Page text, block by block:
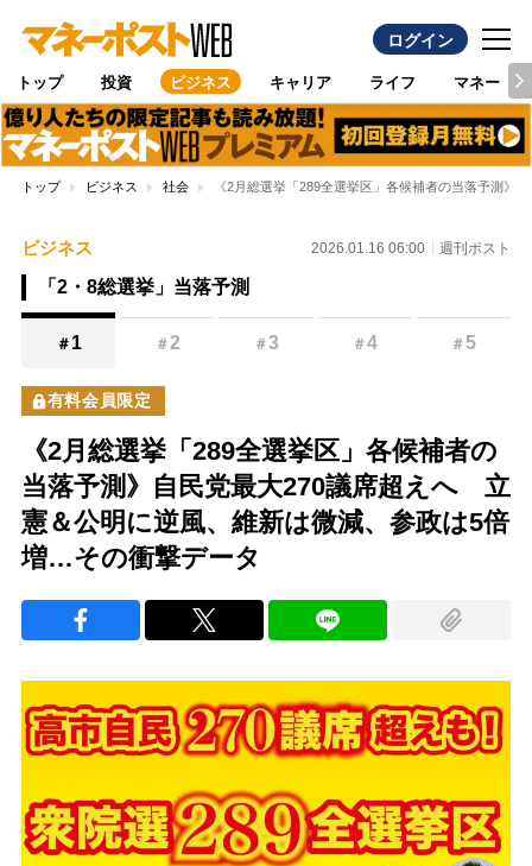
ログイン
トップ 投資 ビジネス キャリア ライフ マネー
トップ ビジネス 社会 《2月総選挙「289全選挙区」各候補者の当落予測
ビジネス 2026.01.16 06:00 週刊ポスト
「2・8総選挙」当落予測
＃ 1 ＃2 ＃3 ＃4 ＃5
有料会員限定
《2月総選挙「289全選挙区」各候補者の
当落予測》自民党最大270議席超えへ 立
憲＆公明に逆風、維新は微減、参政は5倍
増…その衝撃データ